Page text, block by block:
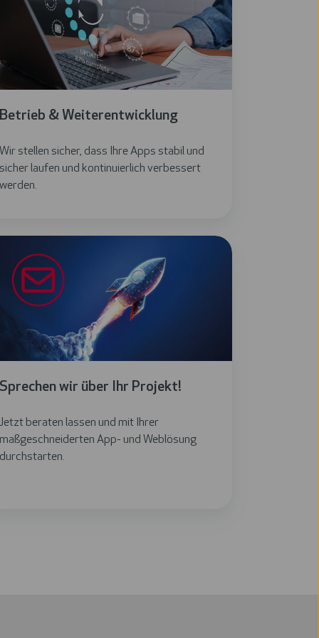
Betrieb & Weiterentwicklung
Wir stellen sicher, dass Ihre Apps stabil und
sicher laufen und kontinuierlich verbessert
werden.
Sprechen wir über Ihr Projekt!
Jetzt beraten lassen und mit Ihrer
maßgeschneiderten App- und Weblösung
durchstarten.